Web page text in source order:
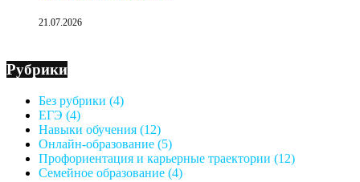
21.07.2026
Рубрики
Без рубрики (4)
ЕГЭ (4)
Навыки обучения (12)
Онлайн-образование (5)
Профориентация и карьерные траектории (12)
Семейное образование (4)